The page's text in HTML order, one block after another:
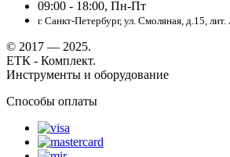
09:00 - 18:00, Пн-Пт
г. Санкт-Петербург, ул. Смоляная, д.15,
© 2017 — 2025.
ЕТК - Комплект.
Инструменты и оборудование
Способы оплаты